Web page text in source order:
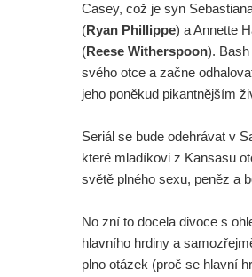
Casey, což je syn
(Ryan Phillippe) a Annette
(Reese Witherspoon).
svého otce a začne
jeho poněkud pikantnějším
Seriál se bude odehrávat v
které mladíkovi z Kansasu
světě plného sexu, peněz a
No zní to docela divoce s
hlavního hrdiny a
plno otázek (proč se hlavní